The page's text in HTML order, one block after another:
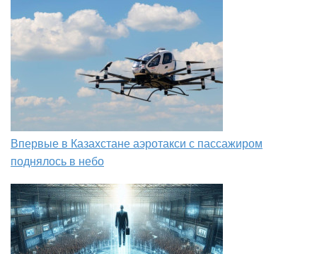
Впервые в Казахстане аэротакси с пассажиром
поднялось в небо